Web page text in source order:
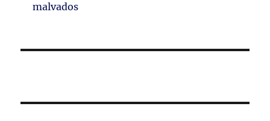
malvados